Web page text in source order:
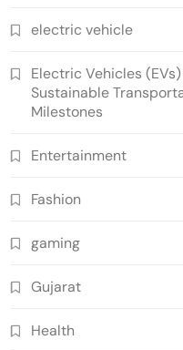
electric vehicle
Electric Vehicles
Sustainable
Milestones
Entertainment
Fashion
gaming
Gujarat
Health